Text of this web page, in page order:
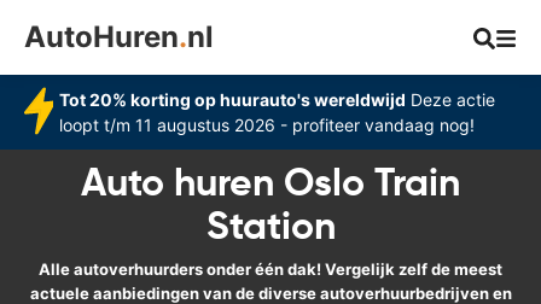
AutoHuren.nl
Tot 20% korting op huurauto's wereldwijd Deze actie
loopt t/m 11 augustus 2026 - profiteer vandaag nog!
Auto huren Oslo Train
Station
Alle autoverhuurders onder één dak! Vergelijk zelf de meest
actuele aanbiedingen van de diverse autoverhuurbedrijven en